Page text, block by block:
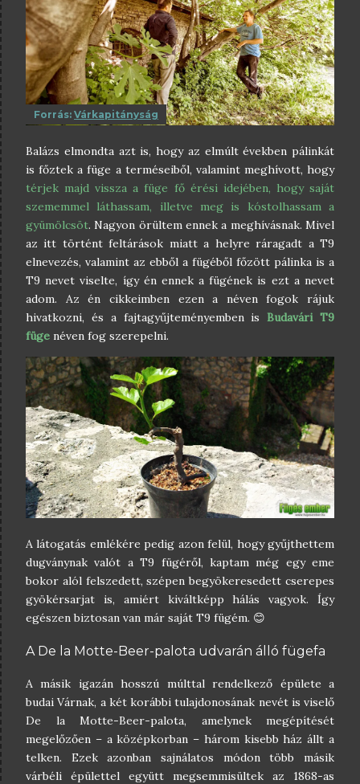
Forrás: Várkapitányság
Balázs elmondta azt is, hogy az elmúlt években pálinkát
is főztek a füge a terméseiből, valamint meghívott, hogy
térjek majd vissza a füge fő érési idejében, hogy saját
szememmel láthassam, illetve meg is kóstolhassam a
gyümölcsöt. Nagyon örültem ennek a meghívásnak. Mivel
az itt történt feltárások miatt a helyre ráragadt a T9
elnevezés, valamint az ebből a fügéből főzött pálinka is a
T9 nevet viselte, így én ennek a fügének is ezt a nevet
adom. Az én cikkeimben ezen a néven fogok rájuk
hivatkozni, és a fajtagyűjteményemben isBudavári T9
füge néven fog szerepelni.
A látogatás emlékére pedig azon felül, hogy gyűjthettem
dugványnak valót a T9 fügéről, kaptam még egy eme
bokor alól felszedett, szépen begyökeresedett cserepes
gyökérsarjat is, amiért kiváltképp hálás vagyok. Így
egészen biztosan van már saját T9 fügém. 😊
A De la Motte-Beer-palota udvarán álló fügefa
A másik igazán hosszú múlttal rendelkező épülete a
budai Várnak, a két korábbi tulajdonosának nevét is viselő
De la Motte-Beer-palota, amelynek megépítését
megelőzően – a középkorban – három kisebb ház állt a
telken. Ezek azonban sajnálatos módon több másik
várbéli épülettel együtt megsemmisültek az 1868-as